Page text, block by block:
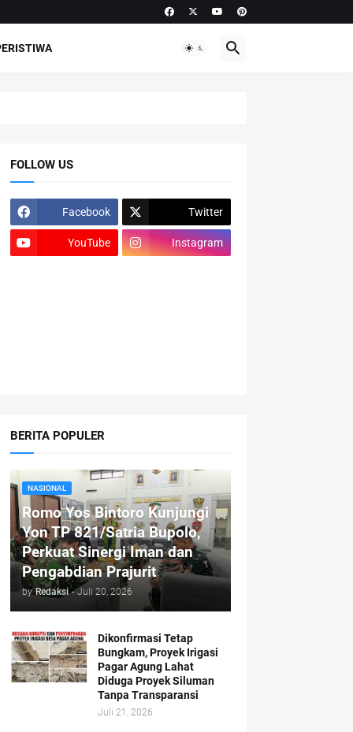
FOLLOW US
Facebook Twitter
YouTube Instagram
BERITA POPULER
NASIONAL
Romo Yos Bintoro Kunjungi
Yon TP 821/Satria Bupolo,
Perkuat Sinergi Iman dan
Pengabdian Prajurit
by Redaksi - Juli 20, 2026
Dikonfirmasi Tetap
Bungkam, Proyek Irigasi
Pagar Agung Lahat
Diduga Proyek Siluman
Tanpa Transparansi
Juli 21, 2026